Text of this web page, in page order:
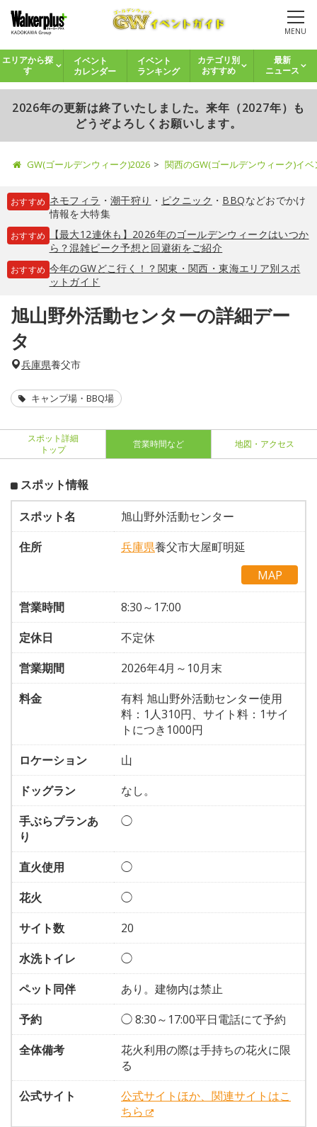
MENU
エリアから探
す
イベント
カレンダー
イベント
ランキング
カテゴリ別
おすすめ
最新
ニュース
2026年の更新は終了いたしました。来年（2027年）も
どうぞよろしくお願いします。
GW(ゴールデンウィーク)2026 関西のGW(ゴールデンウィーク)イ
おすすめ ネモフィラ ・ 潮干狩り ・ ピクニック ・ BBQなどおでかけ
情報を大特集
おすすめ
【最大12連休も】2026年のゴールデンウィークはいつか
ら？混雑ピーク予想と回避術をご紹介
おすすめ 今年のGWどこ行く！？関東・関西・東海エリア別スポ
ットガイド
旭山野外活動センターの詳細デー
タ
兵庫県養父市
キャンプ場・BBQ場
スポット詳細
トップ
営業時間など 地図・アクセス
スポット情報
スポット名
旭山野外活動センター
住所
兵庫県養父市大屋町明延
MAP
営業時間
8:30～17:00
定休日
不定休
営業期間
2026年4月～10月末
料金
有料 旭山野外活動センター使用
料：1人310円、サイト料：1サイ
トにつき1000円
ロケーション
山
ドッグラン
なし。
手ぶらプランあ
り
◯
直火使用
◯
花火
◯
サイト数
20
水洗トイレ
◯
ペット同伴
あり。建物内は禁止
予約
◯ 8:30～17:00平日電話にて予約
全体備考
花火利用の際は手持ちの花火に限
る
公式サイト
公式サイトほか、関連サイトはこ
ちら